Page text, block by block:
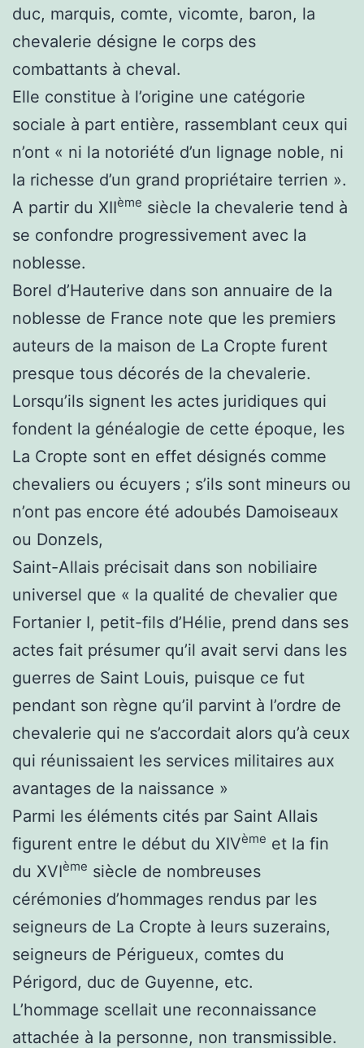
duc, marquis, comte, vicomte, baron, la
chevalerie désigne le corps des
combattants à cheval.
Elle constitue à l’origine une catégorie
sociale à part entière, rassemblant ceux qui
n’ont « ni la notoriété d’un lignage noble, ni
la richesse d’un grand propriétaire terrien ».
A partir du XIIème siècle la chevalerie tend à
se confondre progressivement avec la
noblesse.
Borel d’Hauterive dans son annuaire de la
noblesse de France note que les premiers
auteurs de la maison de La Cropte furent
presque tous décorés de la chevalerie.
Lorsqu’ils signent les actes juridiques qui
fondent la généalogie de cette époque, les
La Cropte sont en effet désignés comme
chevaliers ou écuyers ; s’ils sont mineurs ou
n’ont pas encore été adoubés Damoiseaux
ou Donzels,
Saint-Allais précisait dans son nobiliaire
universel que « la qualité de chevalier que
Fortanier I, petit-fils d’Hélie, prend dans ses
actes fait présumer qu’il avait servi dans les
guerres de Saint Louis, puisque ce fut
pendant son règne qu’il parvint à l’ordre de
chevalerie qui ne s’accordait alors qu’à ceux
qui réunissaient les services militaires aux
avantages de la naissance »
Parmi les éléments cités par Saint Allais
figurent entre le début du XIVème et la fin
du XVIème siècle de nombreuses
cérémonies d’hommages rendus par les
seigneurs de La Cropte à leurs suzerains,
seigneurs de Périgueux, comtes du
Périgord, duc de Guyenne, etc.
L’hommage scellait une reconnaissance
attachée à la personne, non transmissible.